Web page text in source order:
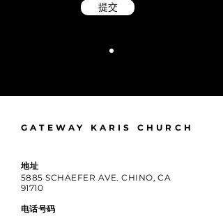
提交
GATEWAY KARIS CHURCH
地址
5885 SCHAEFER AVE. CHINO, CA
91710
电话号码